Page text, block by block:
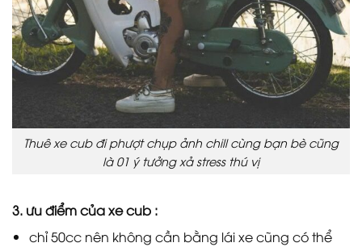
Thuê xe cub đi phượt chụp ảnh chill cùng bạn bè cũng
là 01 ý tưởng xả stress thú vị
3. ưu điểm của xe cub :
chỉ 50cc nên không cần bằng lái xe cũng có thể